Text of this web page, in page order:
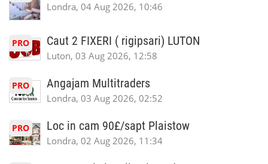
Londra, 04 Aug 2026, 10:46
PRO Caut 2 FIXERI ( rigipsari) LUTON
Luton, 03 Aug 2026, 12:58
PRO Angajam Multitraders
Londra, 03 Aug 2026, 02:52
PRO Loc in cam 90£/sapt Plaistow
Londra, 02 Aug 2026, 11:34